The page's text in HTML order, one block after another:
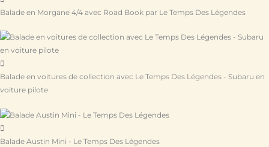
Balade en Morgane 4/4 avec Road Book par Le Temps Des Légendes
Balade en voitures de collection avec Le Temps Des Légendes - Subaru en
voiture pilote
Balade Austin Mini - Le Temps Des Légendes